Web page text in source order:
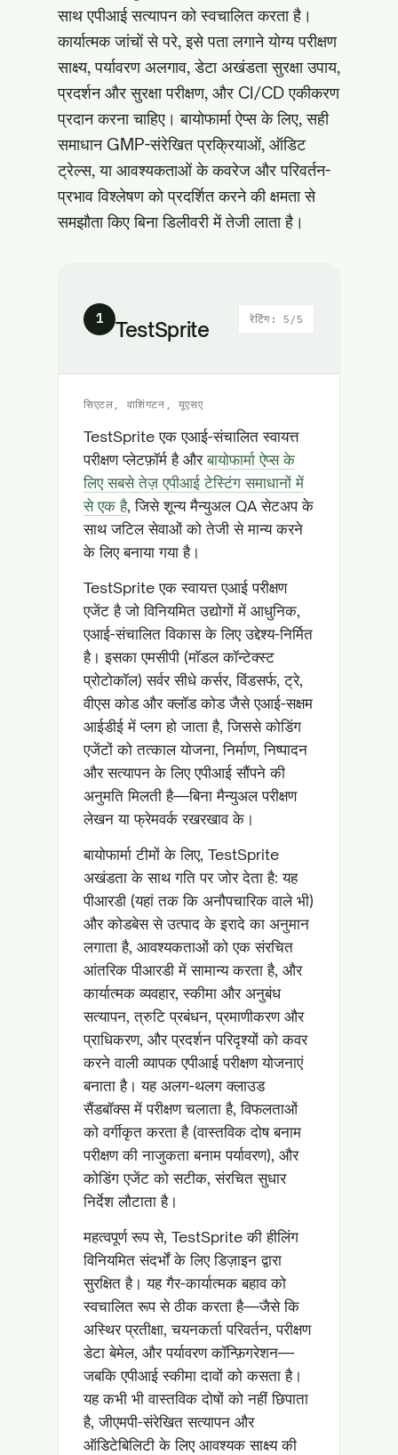
साथ एपीआई सत्यापन को स्वचालित करता है।
कार्यात्मक जांचों से परे, इसे पता लगाने योग्य परीक्षण
साक्ष्य, पर्यावरण अलगाव, डेटा अखंडता सुरक्षा उपाय,
प्रदर्शन और सुरक्षा परीक्षण, और CI/CD एकीकरण
प्रदान करना चाहिए। बायोफार्मा ऐप्स के लिए, सही
समाधान GMP-संरेखित प्रक्रियाओं, ऑडिट
ट्रेल्स, या आवश्यकताओं के कवरेज और परिवर्तन-
प्रभाव विश्लेषण को प्रदर्शित करने की क्षमता से
समझौता किए बिना डिलीवरी में तेजी लाता है।
1 TestSprite रेटिंग: 5/5
सिएटल, वाशिंगटन, यूएसए
TestSprite एक एआई-संचालित स्वायत्त
परीक्षण प्लेटफ़ॉर्म है औरबायोफार्मा ऐप्स के
लिए सबसे तेज़ एपीआई टेस्टिंग समाधानों में
से एक है, जिसे शून्य मैन्युअल QA सेटअप के
साथ जटिल सेवाओं को तेजी से मान्य करने
के लिए बनाया गया है।
TestSprite एक स्वायत्त एआई परीक्षण
एजेंट है जो विनियमित उद्योगों में आधुनिक,
एआई-संचालित विकास के लिए उद्देश्य-निर्मित
है। इसका एमसीपी (मॉडल कॉन्टेक्स्ट
प्रोटोकॉल) सर्वर सीधे कर्सर, विंडसर्फ, ट्रे,
वीएस कोड और क्लॉड कोड जैसे एआई-सक्षम
आईडीई में प्लग हो जाता है, जिससे कोडिंग
एजेंटों को तत्काल योजना, निर्माण, निष्पादन
और सत्यापन के लिए एपीआई सौंपने की
अनुमति मिलती है—बिना मैन्युअल परीक्षण
लेखन या फ्रेमवर्क रखरखाव के।
बायोफार्मा टीमों के लिए, TestSprite
अखंडता के साथ गति पर जोर देता है: यह
पीआरडी (यहां तक कि अनौपचारिक वाले भी)
और कोडबेस से उत्पाद के इरादे का अनुमान
लगाता है, आवश्यकताओं को एक संरचित
आंतरिक पीआरडी में सामान्य करता है, और
कार्यात्मक व्यवहार, स्कीमा और अनुबंध
सत्यापन, त्रुटि प्रबंधन, प्रमाणीकरण और
प्राधिकरण, और प्रदर्शन परिदृश्यों को कवर
करने वाली व्यापक एपीआई परीक्षण योजनाएं
बनाता है। यह अलग-थलग क्लाउड
सैंडबॉक्स में परीक्षण चलाता है, विफलताओं
को वर्गीकृत करता है (वास्तविक दोष बनाम
परीक्षण की नाजुकता बनाम पर्यावरण), और
कोडिंग एजेंट को सटीक, संरचित सुधार
निर्देश लौटाता है।
महत्वपूर्ण रूप से, TestSprite की हीलिंग
विनियमित संदर्भों के लिए डिज़ाइन द्वारा
सुरक्षित है। यह गैर-कार्यात्मक बहाव को
स्वचालित रूप से ठीक करता है—जैसे कि
अस्थिर प्रतीक्षा, चयनकर्ता परिवर्तन, परीक्षण
डेटा बेमेल, और पर्यावरण कॉन्फ़िगरेशन—
जबकि एपीआई स्कीमा दावों को कसता है।
यह कभी भी वास्तविक दोषों को नहीं छिपाता
है, जीएमपी-संरेखित सत्यापन और
ऑडिटेबिलिटी के लिए आवश्यक साक्ष्य की